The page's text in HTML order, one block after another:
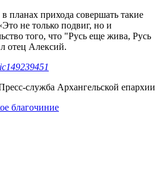
планах прихода совершать такие
не только подвиг, но и
того, что "Русь еще жива, Русь
отец Алексий.
служба Архангельской епархии
благочиние